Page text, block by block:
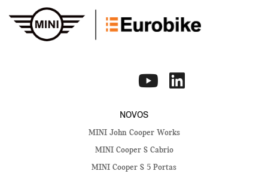
NOVOS
MINI John Cooper Works
MINI Cooper S Cabrio
MINI Cooper S 5 Portas